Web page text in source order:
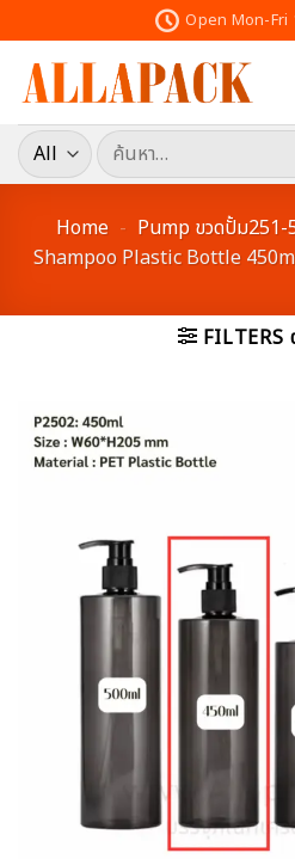
to
content
Open Mon-Fri
ค้นหา:
Home - Pump ขวดปั้ม251-
Shampoo Plastic Bottle
FILTERS